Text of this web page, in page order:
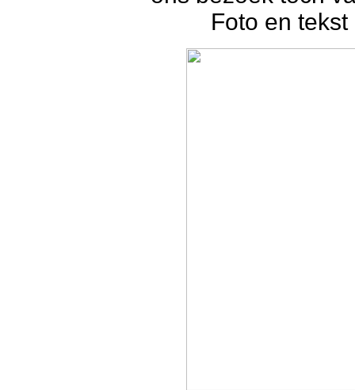
Foto en